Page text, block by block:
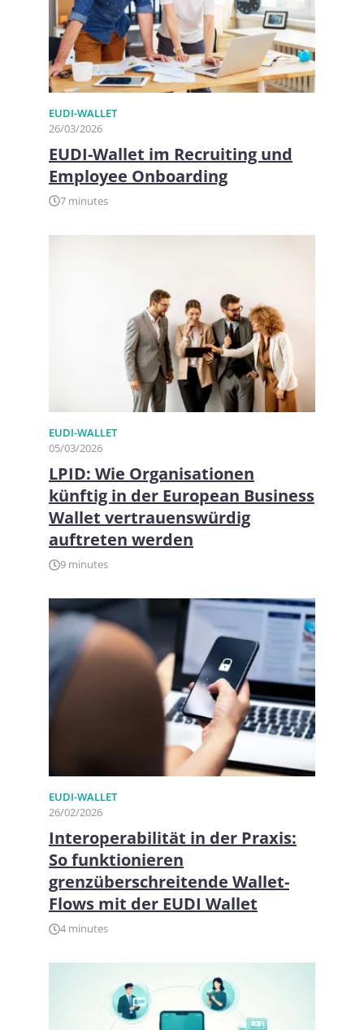
EUDI-WALLET
26/03/2026
EUDI-Wallet im Recruiting und
Employee Onboarding
7 minutes
EUDI-WALLET
05/03/2026
LPID: Wie Organisationen
künftig in der European Business
Wallet vertrauenswürdig
auftreten werden
9 minutes
EUDI-WALLET
26/02/2026
Interoperabilität in der Praxis:
So funktionieren
grenzüberschreitende Wallet-
Flows mit der EUDI Wallet
4 minutes